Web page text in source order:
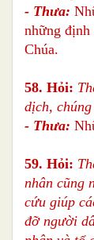
- Thưa:
những định
Chúa.
58. Hỏi:
dịch,
- Thưa:
59. Hỏi:
nhân cũng
cứu giúp
đỡ người